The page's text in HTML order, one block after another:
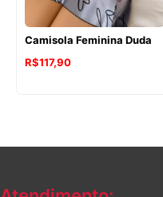
Camisola Feminina Duda
R$117,90